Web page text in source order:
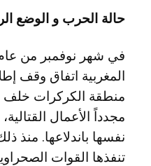
حالة الحرب و الوضع
المغربية اتفاق وقف
منطقة الكركرات خلف
مجدداً الأعمال
نفسها باندلاعها. منذ
تنفذها القوات